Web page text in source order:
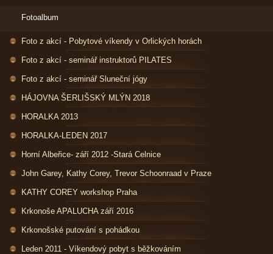
Fotoalbum
Foto z akcí - Pobytové víkendy v Orlických horách
Foto z akcí - seminář instruktorů PILATES
Foto z akcí - seminář Sluneční jógy
HÁJOVNA ŠERLIŠSKÝ MLÝN 2018
HORALKA 2013
HORALKA-LEDEN 2017
Horní Albeřice- září 2012 -Stará Celnice
John Garey, Kathy Corey, Trevor Schoonraad v Praze
KATHY COREY workshop Praha
Krkonoše APALUCHA září 2016
Krkonošské putování s pohádkou
Leden 2011 - Víkendový pobyt s běžkováním